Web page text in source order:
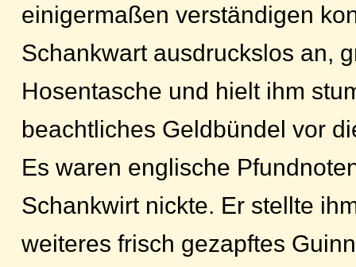
einigermaßen verständigen
Schankwart ausdruckslos an,
Hosentasche und hielt ihm
beachtliches Geldbündel vor
Es waren englische
Schankwirt nickte. Er stellte
weiteres frisch gezapftes